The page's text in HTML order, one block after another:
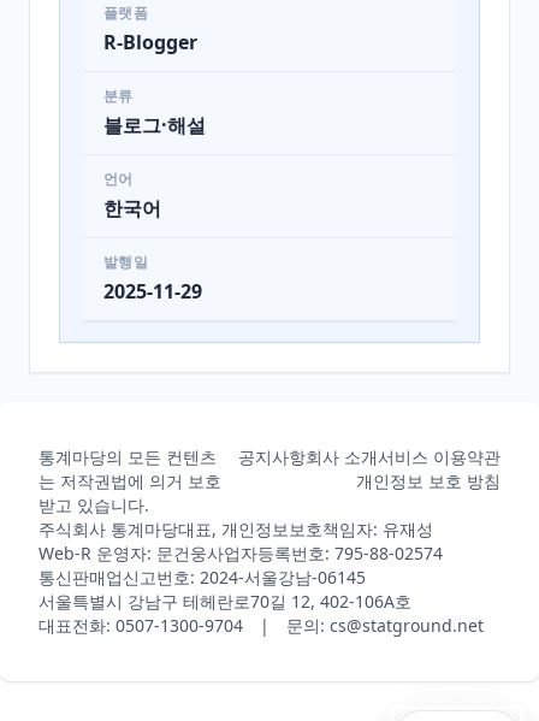
플랫폼
R-Blogger
분류
블로그·해설
언어
한국어
발행일
2025-11-29
통계마당의 모든 컨텐츠
는 저작권법에 의거 보호
받고 있습니다.
공지사항회사 소개서비스 이용약관
개인정보 보호 방침
주식회사 통계마당대표, 개인정보보호책임자: 유재성
Web-R 운영자: 문건웅사업자등록번호: 795-88-02574
통신판매업신고번호: 2024-서울강남-06145
서울특별시 강남구 테헤란로70길 12, 402-106A호
대표전화: 0507-1300-9704 | 문의: cs@statground.net